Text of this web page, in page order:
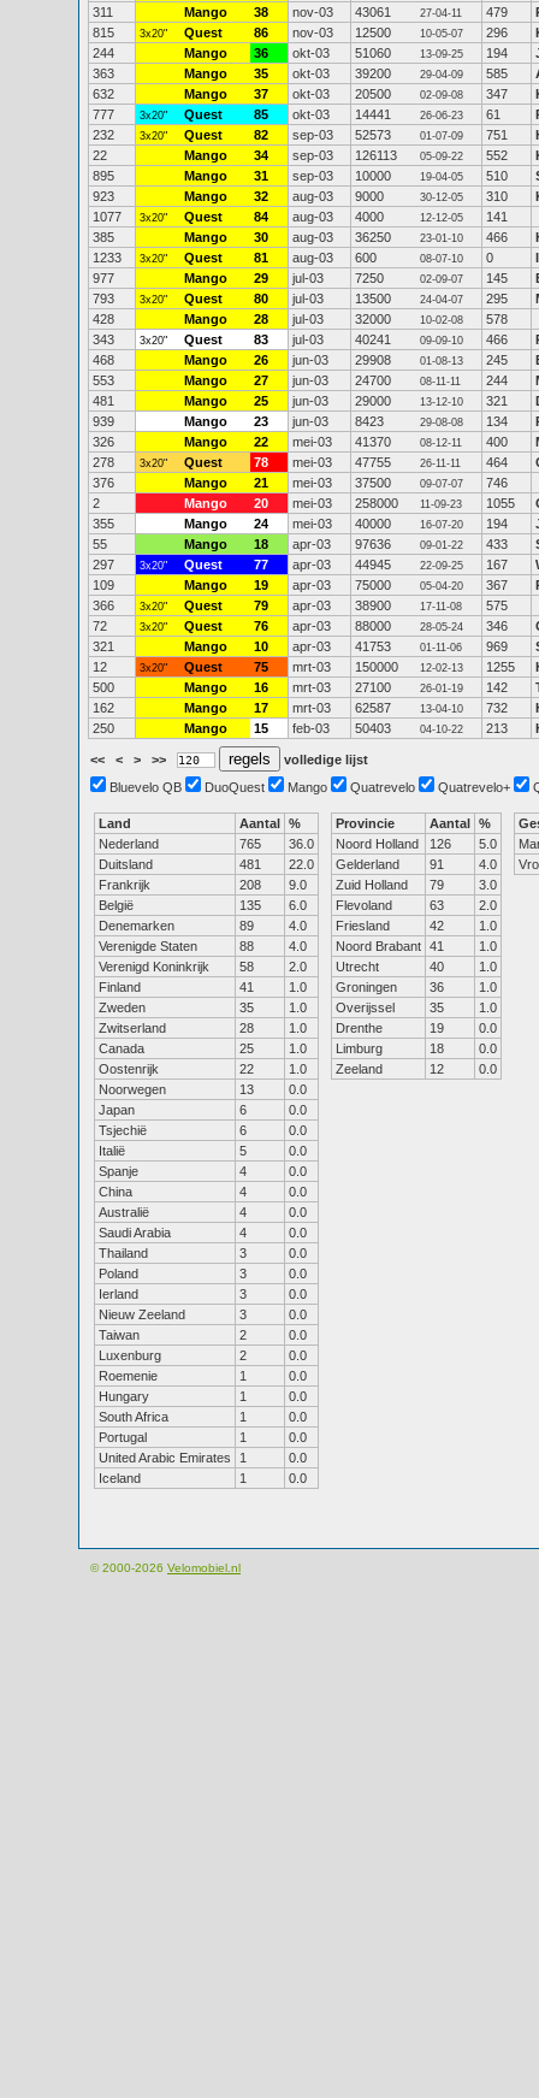
311
Mango 38 nov-03 43061 27-04-11 479
815
3x20" Quest 86 nov-03 12500 10-05-07 296
244
Mango 36 okt-03 51060 13-09-25 194
363
Mango 35 okt-03 39200 29-04-09 585
632
Mango 37 okt-03 20500 02-09-08 347
777
3x20" Quest 85 okt-03 14441 26-06-23 61
232
3x20" Quest 82 sep-03 52573 01-07-09 751
22
Mango 34 sep-03 126113 05-09-22 552
895
Mango 31 sep-03 10000 19-04-05 510
923
Mango 32 aug-03 9000 30-12-05 310
1077
3x20" Quest 84 aug-03 4000 12-12-05
141
385
Mango 30 aug-03 36250 23-01-10 466
1233
3x20" Quest 81 aug-03 600 08-07-10 0
977
Mango 29 jul-03 7250 02-09-07 145
793
3x20" Quest 80 jul-03 13500 24-04-07 295
428
Mango 28 jul-03 32000 10-02-08
578
343
3x20" Quest 83 jul-03 40241 09-09-10 466
468
Mango 26 jun-03 29908 01-08-13 245
553
Mango 27 jun-03 24700 08-11-11 244
481
Mango 25 jun-03 29000 13-12-10 321
939
Mango 23 jun-03 8423 29-08-08 134
326
Mango 22 mei-03 41370 08-12-11 400
278
3x20" Quest 78 mei-03 47755 26-11-11 464
376
Mango 21 mei-03 37500 09-07-07
746
2
Mango 20 mei-03 258000 11-09-23 1055
355
Mango 24 mei-03 40000 16-07-20 194
55
Mango 18 apr-03 97636 09-01-22 433
297
3x20" Quest 77 apr-03 44945 22-09-25 167
109
Mango 19 apr-03 75000 05-04-20 367
366
3x20" Quest 79 apr-03 38900 17-11-08
575
72
3x20" Quest 76 apr-03 88000 28-05-24 346
321
Mango 10 apr-03 41753 01-11-06 969
12
3x20" Quest 75 mrt-03 150000 12-02-13 1255
500
Mango 16 mrt-03 27100 26-01-19 142
162
Mango 17 mrt-03 62587 13-04-10 732
250
Mango 15 feb-03 50403 04-10-22 213
<< < > >>
volledige lijst
Bluevelo QB
DuoQuest Mango Quatrevelo Quatrevelo+
Land Aantal %
Nederland
765
36.0
Duitsland
481
22.0
Frankrijk
208
9.0
België
135
6.0
Denemarken
89
4.0
Verenigde Staten
88
4.0
Verenigd Koninkrijk
58
2.0
Finland
41
1.0
Zweden
35
1.0
Zwitserland
28
1.0
Canada
25
1.0
Oostenrijk
22
1.0
Noorwegen
13
0.0
Japan
6
0.0
Tsjechië
6
0.0
Italië
5
0.0
Spanje
4
0.0
China
4
0.0
Australië
4
0.0
Saudi Arabia
4
0.0
Thailand
3
0.0
Poland
3
0.0
Ierland
3
0.0
Nieuw Zeeland
3
0.0
Taiwan
2
0.0
Luxenburg
2
0.0
Roemenie
1
0.0
Hungary
1
0.0
South Africa
1
0.0
Portugal
1
0.0
United Arabic Emirates
1
0.0
Iceland
1 0.0
Provincie Aantal %
Noord Holland
126
5.0
Gelderland
91
4.0
Zuid Holland
79
3.0
Flevoland
63
2.0
Friesland
42
1.0
Noord Brabant 41
1.0
Utrecht
40
1.0
Groningen
36
1.0
Overijssel
35
1.0
Drenthe
19
0.0
Limburg
18
0.0
Zeeland
12 0.0
© 2000-2026 Velomobiel.nl